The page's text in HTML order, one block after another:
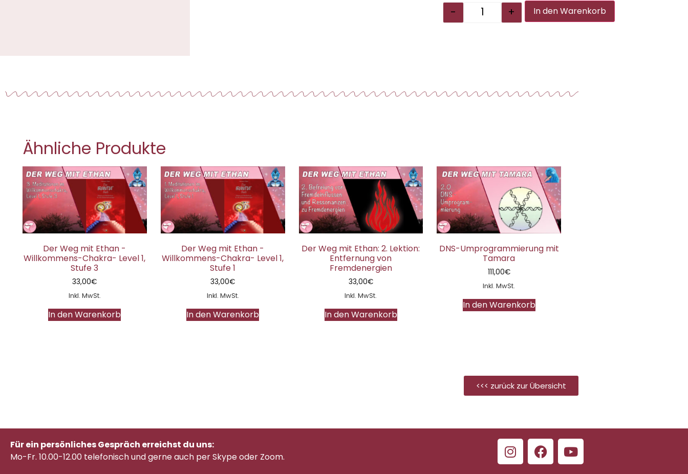
- + In den Warenkorb
Ähnliche Produkte
Der Weg mit Ethan -
Willkommens-Chakra- Level 1,
Stufe 3
33,00€
Inkl. MwSt.
In den Warenkorb
Der Weg mit Ethan -
Willkommens-Chakra- Level 1,
Stufe 1
33,00€
Inkl. MwSt.
In den Warenkorb
Der Weg mit Ethan: 2. Lektion:
Entfernung von
Fremdenergien
33,00€
Inkl. MwSt.
In den Warenkorb
DNS-Umprogrammierung mit
Tamara
111,00€
Inkl. MwSt.
In den Warenkorb
<<< zurück zur Übersicht
Für ein persönliches Gespräch erreichst du uns:
Mo-Fr. 10.00-12.00 telefonischund gerne auch per Skype oder Zoom.